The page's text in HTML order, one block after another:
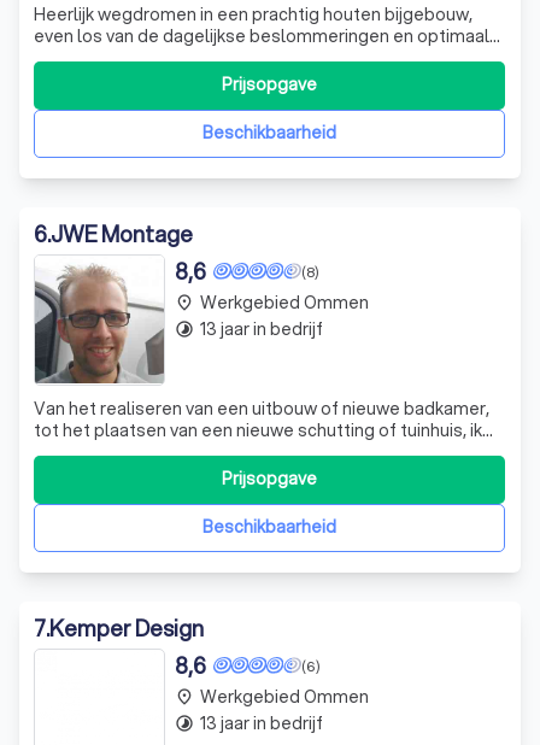
Heerlijk wegdromen in een prachtig houten bijgebouw,
even los van de dagelijkse beslommeringen en optimaal
genieten van de rust. De plek in uw tuin om tot rust te
komen verdient aandacht. Daarom besteden wij uiterste
aandacht aan details, materiaalgebruik en uitstraling. U
ziet de schoonheid van deBeschikbaarheid
Prijsopgave
6.JWE Montage
(8)
8,6
Van het realiseren van een uitbouw of nieuwe badkamer,
tot het plaatsen van een nieuwe schutting of tuinhuis, ik
verzorg het graag voor je. Ook timmerwerk, het aanleggen
van elektra, tegel en sanitairwerk behoort tot de
mogelijkheden. Voor grotere projecten op het gebied van
renovatie en verbouwingeBeschikbaarheid
Prijsopgave
place Werkgebied Ommen
timelapse 13 jaar in bedrijf
7.Kemper Design
(6)
8,6
place Werkgebied Ommen
timelapse 13 jaar in bedrijf